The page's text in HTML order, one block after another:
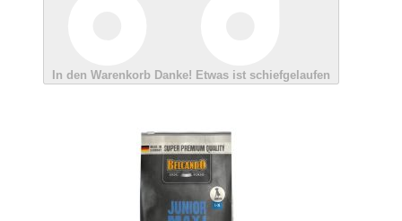
In den Warenkorb Danke! Etwas ist schiefgelaufen